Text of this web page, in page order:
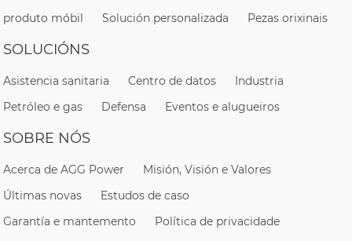
produto móbil
Solución personalizada Pezas orixinais
SOLUCIÓNS
Asistencia sanitaria Centro de datos
Industria
Petróleo e gas
Defensa Eventos e alugueiros
SOBRE NÓS
Acerca de AGG Power
Misión, Visión e Valores
Últimas novas
Estudos de caso
Garantía e mantemento
Política de privacidade